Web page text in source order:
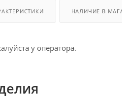
НАЛИЧИЕ В
у оператора.